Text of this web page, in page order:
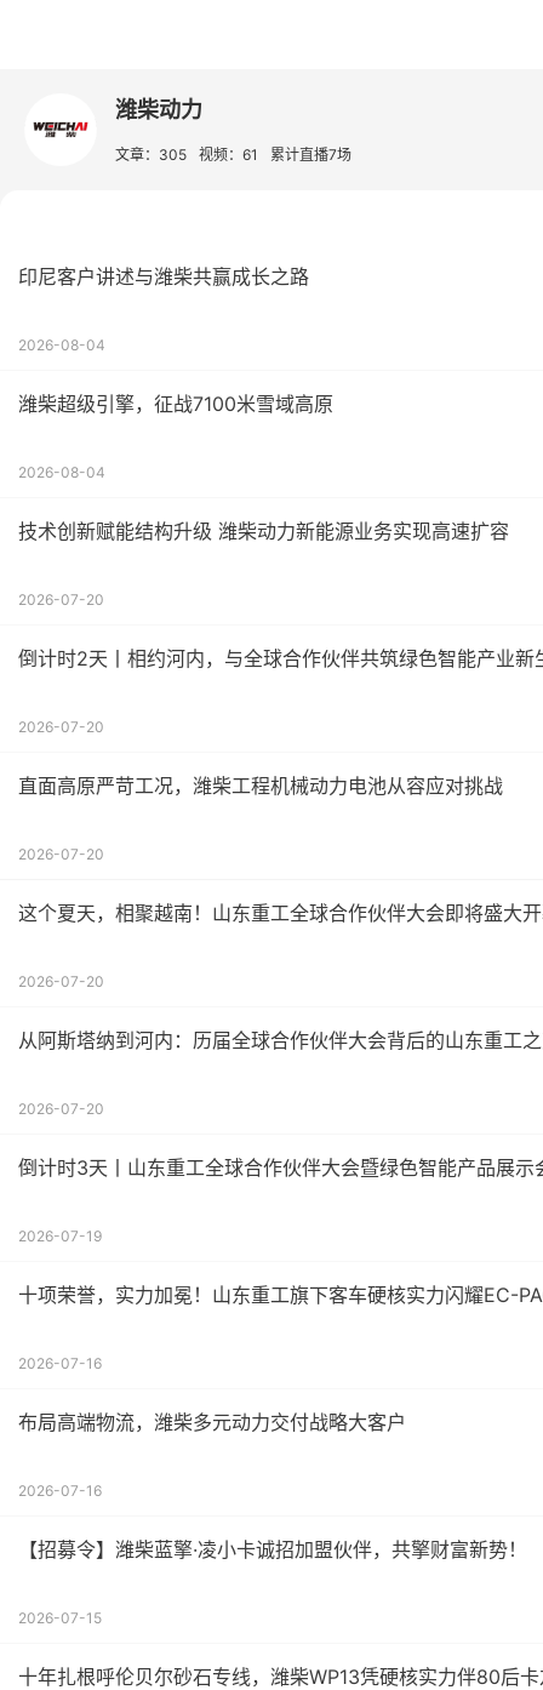
潍柴动力
文章：305 视频：61 累计直播7场
印尼客户讲述与潍柴共赢成长之路
2026-08-04
潍柴超级引擎，征战7100米雪域高原
2026-08-04
技术创新赋能结构升级 潍柴动力新能源业务实现高速扩容
2026-07-20
倒计时2天丨相约河内，与全球合作伙伴共筑绿色智能产业新
2026-07-20
直面高原严苛工况，潍柴工程机械动力电池从容应对挑战
2026-07-20
这个夏天，相聚越南！山东重工全球合作伙伴大会即将盛大
2026-07-20
从阿斯塔纳到河内：历届全球合作伙伴大会背后的山东重工
2026-07-20
倒计时3天丨山东重工全球合作伙伴大会暨绿色智能产品展示
2026-07-19
十项荣誉，实力加冕！山东重工旗下客车硬核实力闪耀EC-
2026-07-16
布局高端物流，潍柴多元动力交付战略大客户
2026-07-16
【招募令】潍柴蓝擎·凌小卡诚招加盟伙伴，共擎财富新势！
2026-07-15
十年扎根呼伦贝尔砂石专线，潍柴WP13凭硬核实力伴80后